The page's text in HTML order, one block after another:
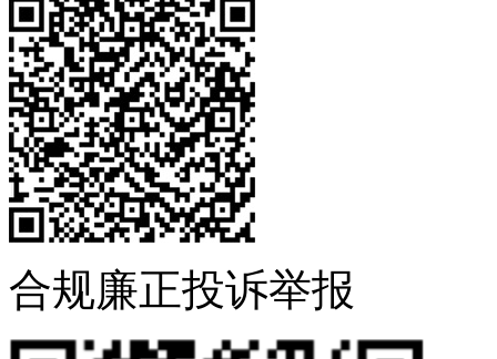
合规廉正投诉举报